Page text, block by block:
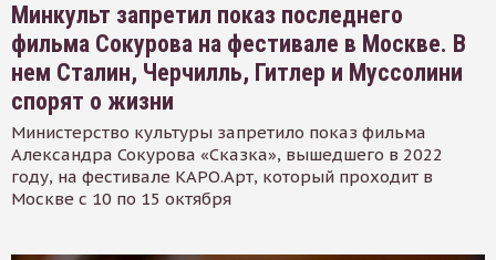
Минкульт запретил показ последнего
фильма Сокурова на фестивале в Москве. В
нем Сталин, Черчилль, Гитлер и Муссолини
спорят о жизни
Министерство культуры запретило показ фильма
Александра Сокурова «Сказка», вышедшего в 2022
году, на фестивале КАРО.Арт, который проходит в
Москве с 10 по 15 октября